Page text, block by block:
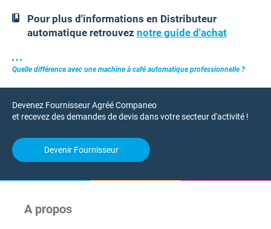
Pour plus d'informations en Distributeur
automatique retrouvez notre guide d'achat
Quelle différence avec une machine à café automatique professionnelle ?
Devenez Fournisseur Agréé Companeo
et recevez des demandes de devis dans votre secteur d'activité !
Devenir Fournisseur
A propos